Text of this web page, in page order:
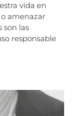
vida en
amenazar
son las
responsable